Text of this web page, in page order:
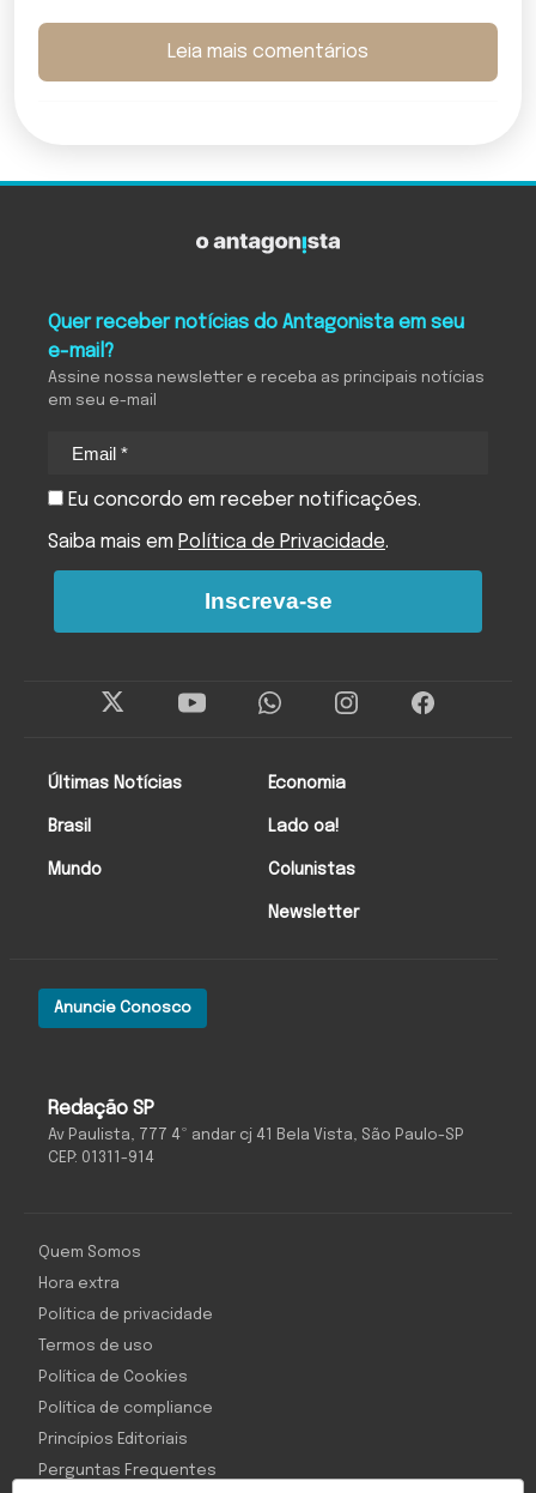
Leia mais comentários
Redação SP
Av Paulista, 777 4º andar cj 41 Bela Vista, São Paulo-SP
CEP: 01311-914
Anuncie Conosco
Últimas Notícias
Brasil
Mundo
Economia
Lado oa!
Colunistas
Newsletter
Quer receber notícias do Antagonista em seu
e-mail?
Assine nossa newsletter e receba as principais notícias
em seu e-mail
Eu concordo em receber notificações.
Saiba mais em Política de Privacidade.
Inscreva-se
Quem Somos
Hora extra
Política de privacidade
Termos de uso
Política de Cookies
Política de compliance
Princípios Editoriais
Perguntas Frequentes